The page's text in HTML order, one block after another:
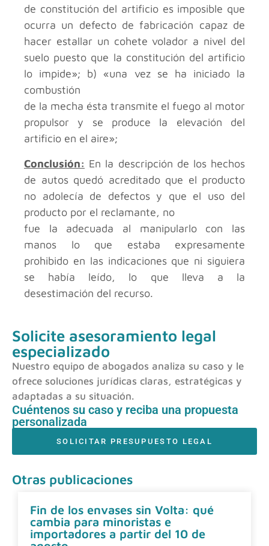
de constitución del artificio es imposible que
ocurra un defecto de fabricación capaz de
hacer estallar un cohete volador a nivel del
suelo puesto que la constitución del artificio
lo impide»; b) «una vez se ha iniciado la
combustión
de la mecha ésta transmite el fuego al motor
propulsor y se produce la elevación del
artificio en el aire»;
Conclusión: En la descripción de los hechos
de autos quedó acreditado que el producto
no adolecía de defectos y que el uso del
producto por el reclamante, no
fue la adecuada al manipularlo con las
manos lo que estaba expresamente
prohibido en las indicaciones que ni siguiera
se había leído, lo que lleva a la
desestimación del recurso.
Solicite asesoramiento legal
especializado
Nuestro equipo de abogados analiza su caso y le
ofrece soluciones jurídicas claras, estratégicas y
adaptadas a su situación.
Cuéntenos su caso y reciba una propuesta
personalizada
SOLICITAR PRESUPUESTO LEGAL
Otras publicaciones
Fin de los envases sin Volta: qué
cambia para minoristas e
importadores a partir del 10 de